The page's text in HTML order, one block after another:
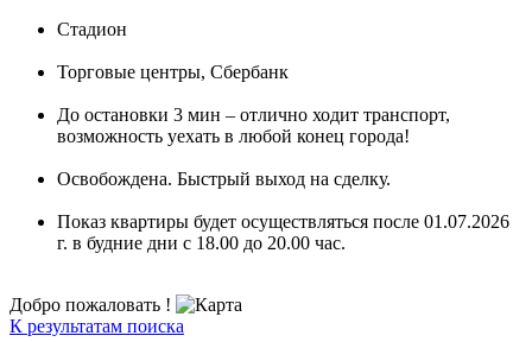
Стадион
Торговые центры, Сбербанк
До остановки 3 мин – отлично ходит транспорт,
возможность уехать в любой конец города!
Освобождена. Быстрый выход на сделку.
Показ квартиры будет осуществляться после 01.07.2026
г. в будние дни с 18.00 до 20.00 час.
Добро пожаловать !
К результатам поиска